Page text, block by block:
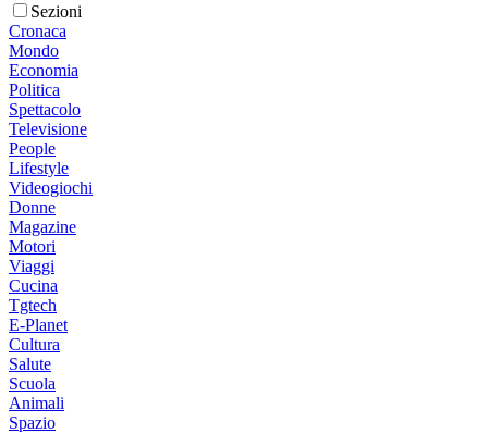
Sezioni
Cronaca
Mondo
Economia
Politica
Spettacolo
Televisione
People
Lifestyle
Videogiochi
Donne
Magazine
Motori
Viaggi
Cucina
Tgtech
E-Planet
Cultura
Salute
Scuola
Animali
Spazio